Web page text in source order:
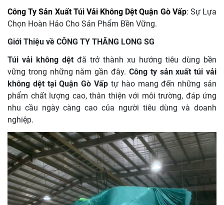
Công Ty Sản Xuất Túi Vải Không Dệt Quận Gò Vấp: Sự Lựa
Chọn Hoàn Hảo Cho Sản Phẩm Bền Vững.
Giới Thiệu về CÔNG TY THĂNG LONG SG
Túi vải không dệt đã trở thành xu hướng tiêu dùng bền
vững trong những năm gần đây. Công ty sản xuất túi vải
không dệt tại Quận Gò Vấp tự hào mang đến những sản
phẩm chất lượng cao, thân thiện với môi trường, đáp ứng
nhu cầu ngày càng cao của người tiêu dùng và doanh
nghiệp.